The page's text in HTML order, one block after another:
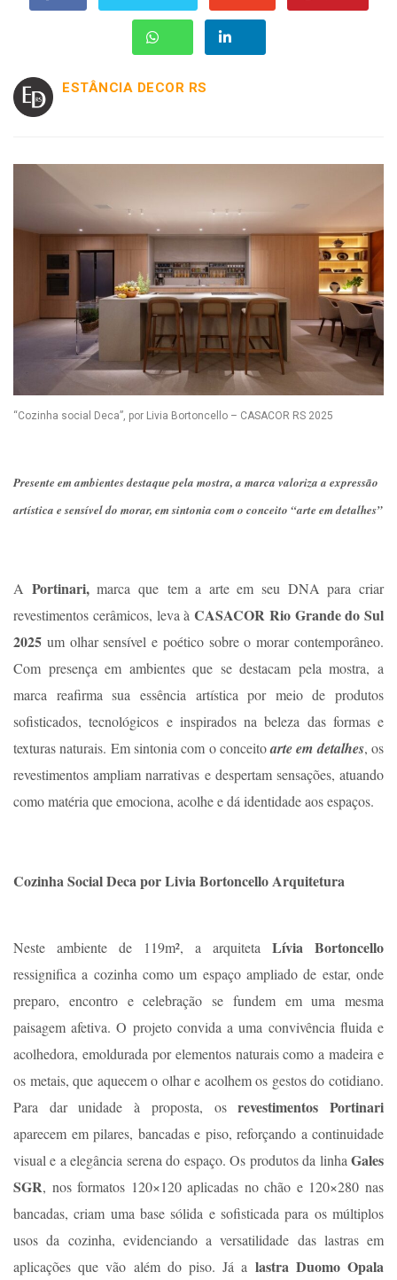
ESTÂNCIA DECOR RS
“Cozinha social Deca”, por Livia Bortoncello – CASACOR RS 2025
Presente em ambientes destaque pela mostra, a marca valoriza a expressão
artística e sensível do morar, em sintonia com o conceito “arte em detalhes”
A Portinari,marca que tem a arte em seu DNA para criar
revestimentos cerâmicos, leva à CASACOR Rio Grande do Sul
2025 um olhar sensível e poético sobre o morar contemporâneo.
Com presença em ambientes que se destacam pela mostra, a
marca reafirma sua essência artística por meio de produtos
sofisticados, tecnológicos e inspirados na beleza das formas e
texturas naturais. Em sintonia com o conceitoarte em detalhes, os
revestimentos ampliam narrativas e despertam sensações, atuando
como matéria que emociona, acolhe e dá identidade aos espaços.
Cozinha Social Deca por Livia Bortoncello Arquitetura
Neste ambiente de 119m², a arquiteta Lívia Bortoncello
ressignifica a cozinha como um espaço ampliado de estar, onde
preparo, encontro e celebração se fundem em uma mesma
paisagem afetiva. O projeto convida a uma convivência fluida e
acolhedora, emoldurada por elementos naturais como a madeira e
os metais, que aquecem o olhar e acolhem os gestos do cotidiano.
Para dar unidade à proposta, osrevestimentos Portinari
aparecem em pilares, bancadas e piso, reforçando a continuidade
visual e a elegância serena do espaço. Os produtos da linhaGales
SGR, nos formatos 120×120 aplicadas no chão e 120×280 nas
bancadas, criam uma base sólida e sofisticada para os múltiplos
usos da cozinha, evidenciando a versatilidade das lastras em
aplicações que vão além do piso. Já a lastra Duomo Opala